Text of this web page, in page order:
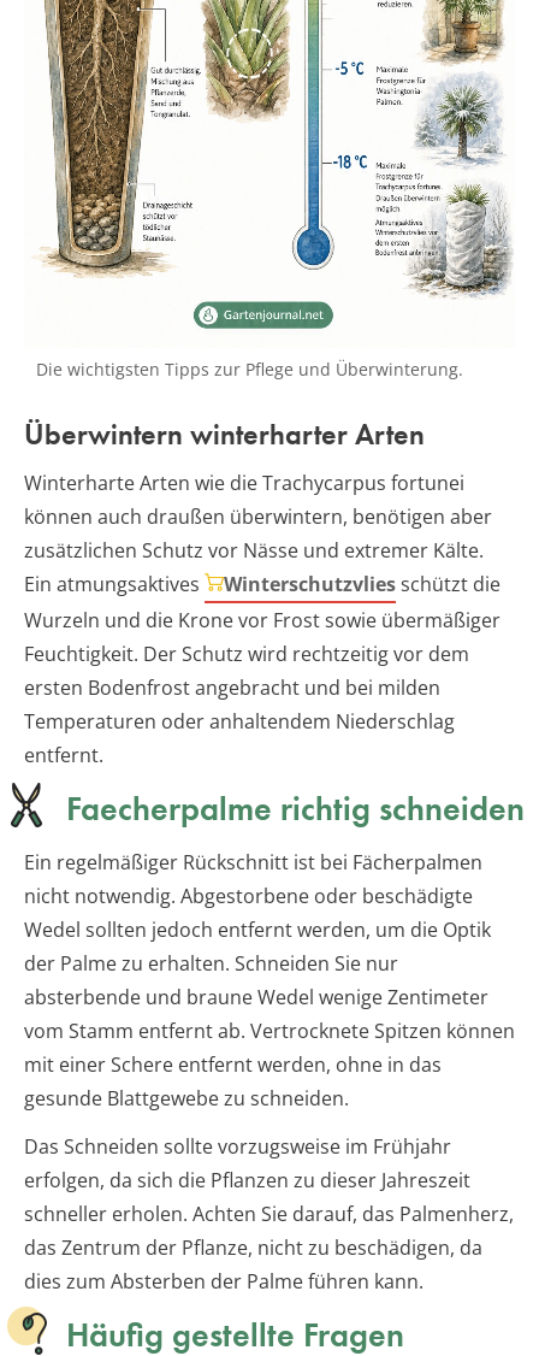
Die wichtigsten Tipps zur Pflege und Überwinterung.
Überwintern winterharter Arten
Winterharte Arten wie die Trachycarpus fortunei
können auch draußen überwintern, benötigen aber
zusätzlichen Schutz vor Nässe und extremer Kälte.
Ein atmungsaktives
Winterschutzvliesschützt die
Wurzeln und die Krone vor Frost sowie übermäßiger
Feuchtigkeit. Der Schutz wird rechtzeitig vor dem
ersten Bodenfrost angebracht und bei milden
Temperaturen oder anhaltendem Niederschlag
entfernt.
Faecherpalme richtig schneiden
Ein regelmäßiger Rückschnitt ist bei Fächerpalmen
nicht notwendig. Abgestorbene oder beschädigte
Wedel sollten jedoch entfernt werden, um die Optik
der Palme zu erhalten. Schneiden Sie nur
absterbende und braune Wedel wenige Zentimeter
vom Stamm entfernt ab. Vertrocknete Spitzen können
mit einer Schere entfernt werden, ohne in das
gesunde Blattgewebe zu schneiden.
Das Schneiden sollte vorzugsweise im Frühjahr
erfolgen, da sich die Pflanzen zu dieser Jahreszeit
schneller erholen. Achten Sie darauf, das Palmenherz,
das Zentrum der Pflanze, nicht zu beschädigen, da
dies zum Absterben der Palme führen kann.
Häufig gestellte Fragen